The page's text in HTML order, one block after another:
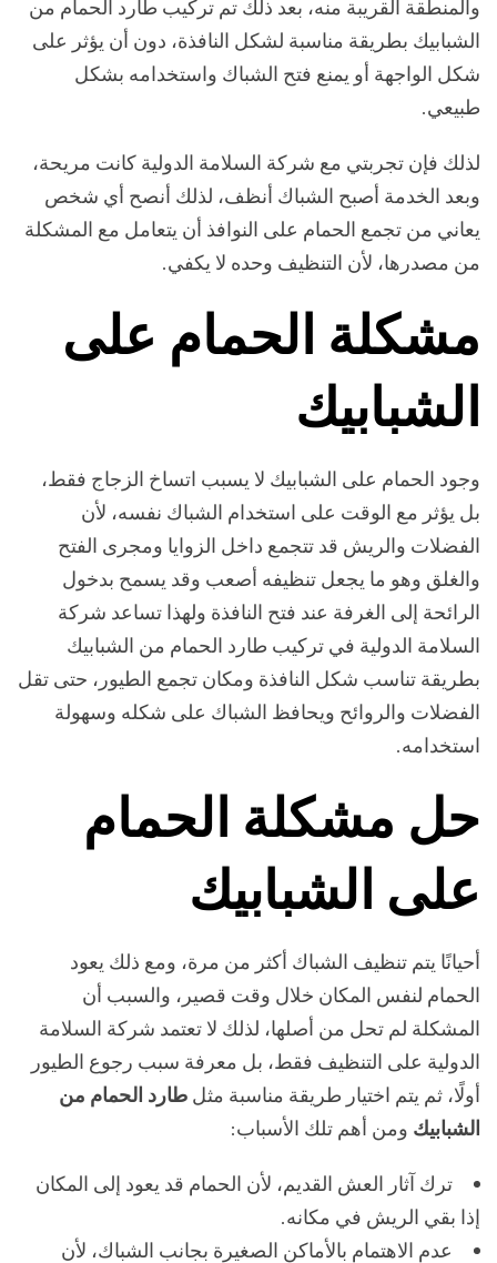
والمنطقة القريبة منه، بعد ذلك تم تركيب طارد الحمام من
الشبابيك بطريقة مناسبة لشكل النافذة، دون أن يؤثر على
شكل الواجهة أو يمنع فتح الشباك واستخدامه بشكل
طبيعي.
لذلك فإن تجربتي مع شركة السلامة الدولية كانت مريحة،
وبعد الخدمة أصبح الشباك أنظف، لذلك أنصح أي شخص
يعاني من تجمع الحمام على النوافذ أن يتعامل مع المشكلة
من مصدرها، لأن التنظيف وحده لا يكفي.
مشكلة الحمام على
الشبابيك
وجود الحمام على الشبابيك لا يسبب اتساخ الزجاج فقط،
بل يؤثر مع الوقت على استخدام الشباك نفسه، لأن
الفضلات والريش قد تتجمع داخل الزوايا ومجرى الفتح
والغلق وهو ما يجعل تنظيفه أصعب وقد يسمح بدخول
الرائحة إلى الغرفة عند فتح النافذة ولهذا تساعد شركة
السلامة الدولية في تركيب طارد الحمام من الشبابيك
بطريقة تناسب شكل النافذة ومكان تجمع الطيور، حتى تقل
الفضلات والروائح ويحافظ الشباك على شكله وسهولة
استخدامه.
حل مشكلة الحمام
على الشبابيك
أحيانًا يتم تنظيف الشباك أكثر من مرة، ومع ذلك يعود
الحمام لنفس المكان خلال وقت قصير، والسبب أن
المشكلة لم تحل من أصلها، لذلك لا تعتمد شركة السلامة
الدولية على التنظيف فقط، بل معرفة سبب رجوع الطيور
أولًا، ثم يتم اختيار طريقة مناسبة مثل طارد الحمام من
الشبابيك ومن أهم تلك الأسباب:
ترك آثار العش القديم، لأن الحمام قد يعود إلى المكان
إذا بقي الريش في مكانه.
عدم الاهتمام بالأماكن الصغيرة بجانب الشباك، لأن